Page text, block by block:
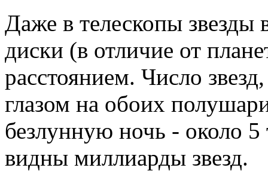
Даже в телескопы звезды
диски (в отличие от
расстоянием. Число
глазом на обоих
безлунную ночь - около
видны миллиарды звезд.